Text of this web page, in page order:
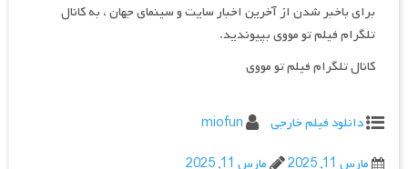
برای باخبر شدن از آخرین اخبار سایت و سینمای جهان ، به کانال
تلگرام فیلم تو مووی بپیوندید.
کانال تلگرام فیلم تو مووی
دانلود فیلم خارجی
miofun
مارس 11, 2025
مارس 11, 2025